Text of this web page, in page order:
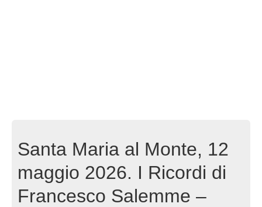
Santa Maria al Monte, 12
maggio 2026. I Ricordi di
Francesco Salemme –